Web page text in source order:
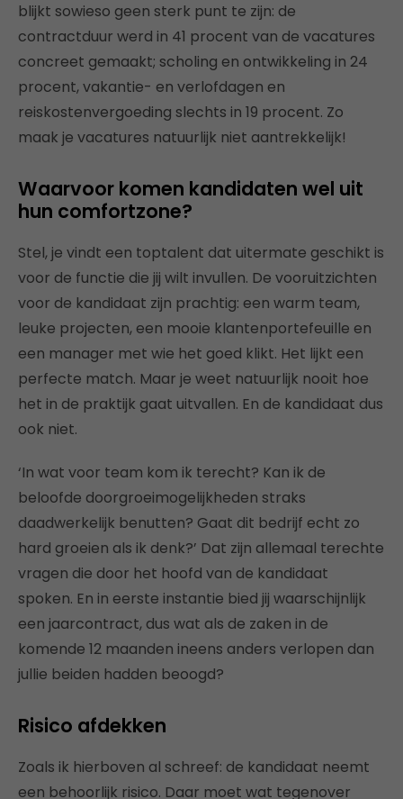
blijkt sowieso geen sterk punt te zijn: de
contractduur werd in 41 procent van de vacatures
concreet gemaakt; scholing en ontwikkeling in 24
procent, vakantie- en verlofdagen en
reiskostenvergoeding slechts in 19 procent. Zo
maak je vacatures natuurlijk niet aantrekkelijk!
Waarvoor komen kandidaten wel uit
hun comfortzone?
Stel, je vindt een toptalent dat uitermate geschikt is
voor de functie die jij wilt invullen. De vooruitzichten
voor de kandidaat zijn prachtig: een warm team,
leuke projecten, een mooie klantenportefeuille en
een manager met wie het goed klikt. Het lijkt een
perfecte match. Maar je weet natuurlijk nooit hoe
het in de praktijk gaat uitvallen. En de kandidaat dus
ook niet.
‘In wat voor team kom ik terecht? Kan ik de
beloofde doorgroeimogelijkheden straks
daadwerkelijk benutten? Gaat dit bedrijf echt zo
hard groeien als ik denk?’ Dat zijn allemaal terechte
vragen die door het hoofd van de kandidaat
spoken. En in eerste instantie bied jij waarschijnlijk
een jaarcontract, dus wat als de zaken in de
komende 12 maanden ineens anders verlopen dan
jullie beiden hadden beoogd?
Risico afdekken
Zoals ik hierboven al schreef: de kandidaat neemt
een behoorlijk risico. Daar moet wat tegenover